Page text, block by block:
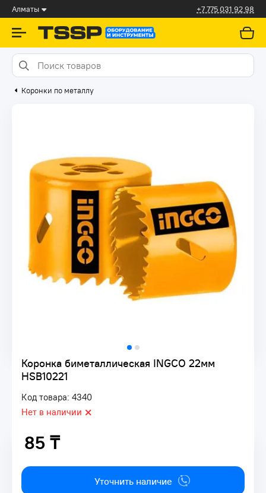
Алматы +7 775 031 92 98
Коронки по металлу
Коронка биметаллическая INGCO 22мм
HSB10221
Код товара: 4340
Нет в наличии
85 ₸
85 ₸
Уточнить наличие